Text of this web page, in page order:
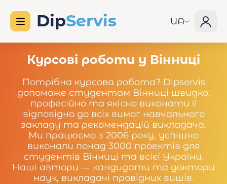
UA
Курсові роботи у Вінниці
Потрібна курсова робота? Dipservis
допоможе студентам Вінниці швидко,
професійно та якісно виконати її
відповідно до всіх вимог навчального
закладу та рекомендацій викладача.
Ми працюємо з 2006 року, успішно
виконали понад 3000 проектів для
студентів Вінниці та всієї України.
Наші автори — кандидати та доктори
наук, викладачі провідних вишів.